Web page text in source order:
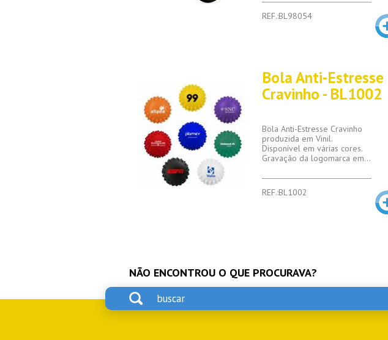
REF.:BL98054
Bola Anti-Estresse
Cravinho - BL1002
Bola Anti-Estresse Cravinho
produzida em Vinil.
Disponível em várias cores.
Gravação da logomarca em...
REF.:BL1002
NÃO ENCONTROU O QUE PROCURAVA?